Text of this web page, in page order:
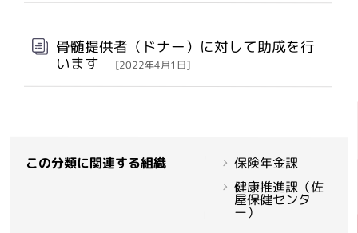
骨髄提供者（ドナー）に対して助成を行
います [2022年4月1日]
この分類に関連する組織 保険年金課
健康推進課（佐
屋保健センタ
ー）